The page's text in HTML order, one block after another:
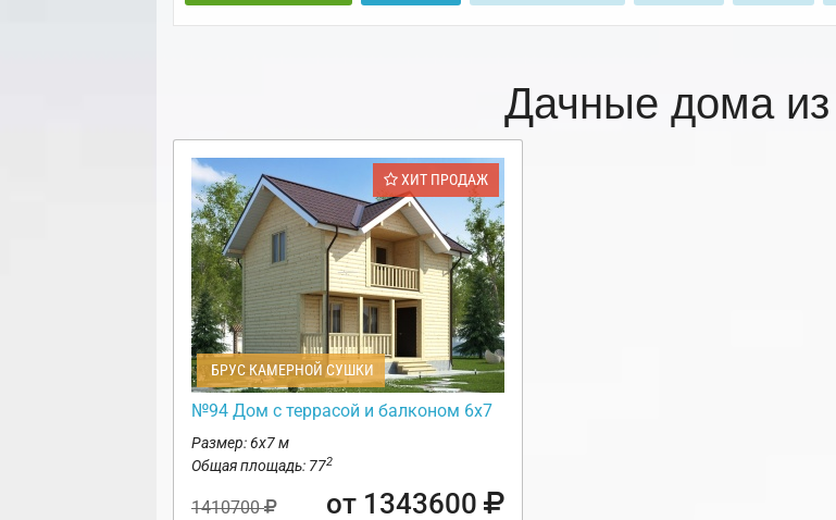
Дачные дома
ХИТ ПРОДАЖ
БРУС КАМЕРНОЙ СУШКИ
№94 Дом с террасой и балконом 6х7
Размер: 6х7 м
Общая площадь: 772
1410700 от 1343600